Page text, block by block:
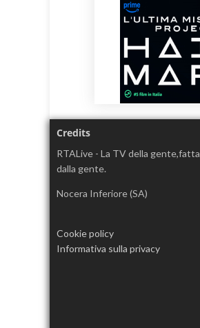
Credits
RTALive - La TV della gente,fatta
dalla gente.
Nocera Inferiore (SA)
Cookie policy
Informativa sulla privacy